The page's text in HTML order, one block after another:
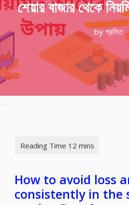
শেয়ার বাজার থেকে
byপ্রসিত
How to avoid loss
consistently in the